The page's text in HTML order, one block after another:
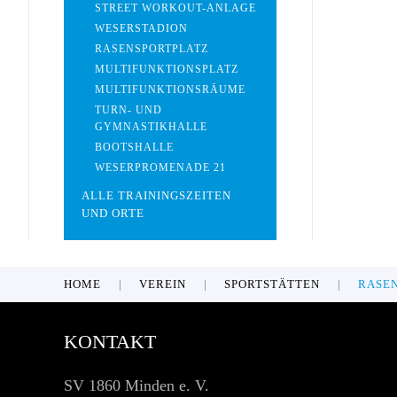
STREET WORKOUT-ANLAGE
WESERSTADION
RASENSPORTPLATZ
MULTIFUNKTIONSPLATZ
MULTIFUNKTIONSRÄUME
TURN- UND
GYMNASTIKHALLE
BOOTSHALLE
WESERPROMENADE 21
ALLE TRAININGSZEITEN
UND ORTE
HOME VEREIN SPORTSTÄTTEN
KONTAKT
SV 1860 Minden e. V.